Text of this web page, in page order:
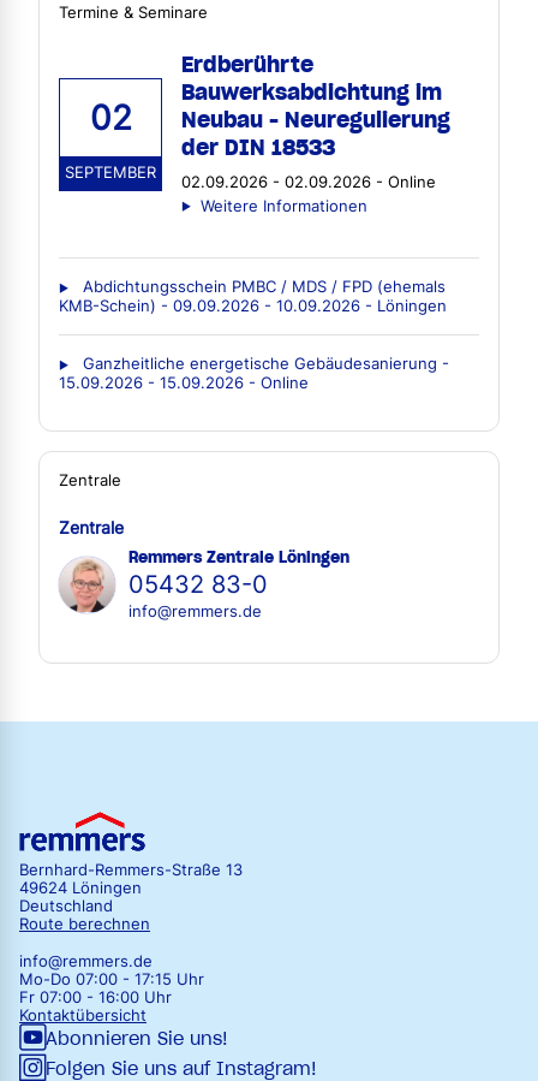
Termine & Seminare
02
SEPTEMBER
Erdberührte
Bauwerksabdichtung im
Neubau - Neuregulierung
der DIN 18533
02.09.2026 - 02.09.2026 - Online
Weitere Informationen
Abdichtungsschein PMBC / MDS / FPD (ehemals
KMB-Schein) - 09.09.2026 - 10.09.2026 - Löningen
Ganzheitliche energetische Gebäudesanierung -
15.09.2026 - 15.09.2026 - Online
Zentrale
Zentrale
Remmers Zentrale Löningen
05432 83-0
info@remmers.de
Bernhard-Remmers-Straße 13
49624 Löningen
Deutschland
Route berechnen
info@remmers.de
Mo-Do 07:00 - 17:15 Uhr
Fr 07:00 - 16:00 Uhr
Kontaktübersicht
Abonnieren Sie uns!
Folgen Sie uns auf Instagram!